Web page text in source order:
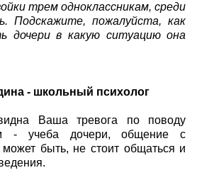
трем одноклассникам, среди
Подскажите, пожалуйста, как
дочери в какую ситуацию она
- школьный психолог
Ваша тревога по поводу
- учеба дочери, общение с
может быть, не стоит общаться и